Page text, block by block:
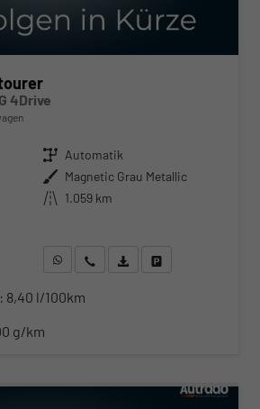
4Drive
Getriebe Automatik
Außenfarbe Magnetic Grau Metallic
Kilometerstand 1.059 km
WhatsApp anfragen
Wir rufen Sie anFahrzeugexposé (PDF)
Fahrzeug parken
8,40 l/100km
g/km